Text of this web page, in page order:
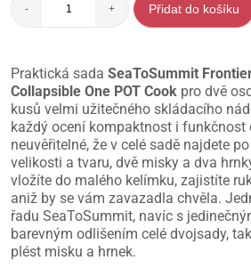
- + Přidat do košíku
Praktická sada SeaToSummit
Collapsible One POT Cook pro dvě
kusů velmi užitečného skládacího
každý ocení kompaktnost i funkčnost
neuvěřitelné, že v celé sadě najdete
velikosti a tvaru, dvě misky a dva
vložíte do malého kelímku, zajistíte
aniž by se vám zavazadla chvěla.
řadu SeaToSummit, navíc s
barevným odlišením celé dvojsady,
plést misku a hrnek.